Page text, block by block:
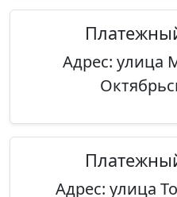
Адрес: улица
Адрес: улица